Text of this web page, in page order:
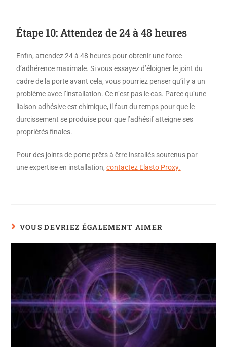
Étape 10: Attendez de 24 à 48 heures
Enfin, attendez 24 à 48 heures pour obtenir une force
d’adhérence maximale. Si vous essayez d’éloigner le joint du
cadre de la porte avant cela, vous pourriez penser qu’il y a un
problème avec l’installation. Ce n’est pas le cas. Parce qu’une
liaison adhésive est chimique, il faut du temps pour que le
durcissement se produise pour que l’adhésif atteigne ses
propriétés finales.
Pour des joints de porte prêts à être installés soutenus par
une expertise en installation,contactez Elasto Proxy.
VOUS DEVRIEZ ÉGALEMENT AIMER